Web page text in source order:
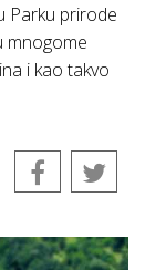
Parku prirode
mnogome
i kao takvo